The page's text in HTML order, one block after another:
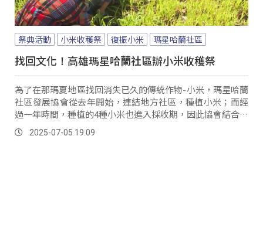
祭典活動 小米收穫祭 復振小米 瑪星哈蘭社區
找回文化！高雄瑪星哈蘭社區辦小米收穫祭
為了在那瑪夏地區找回消失已久的傳統作物-小米，瑪星哈蘭
社區發展協會從去年開始，連結地方社區，種植小米；而經
過一年時間，種植的4種小米也進入採收期，因此協會結合瑪
星哈蘭青壯年盃球賽舉辦收穫祭活動，邀請族人透過市集、
手做體驗以及成果發表，共同見證布農族小米文化的復振情
2025-07-05 19:09